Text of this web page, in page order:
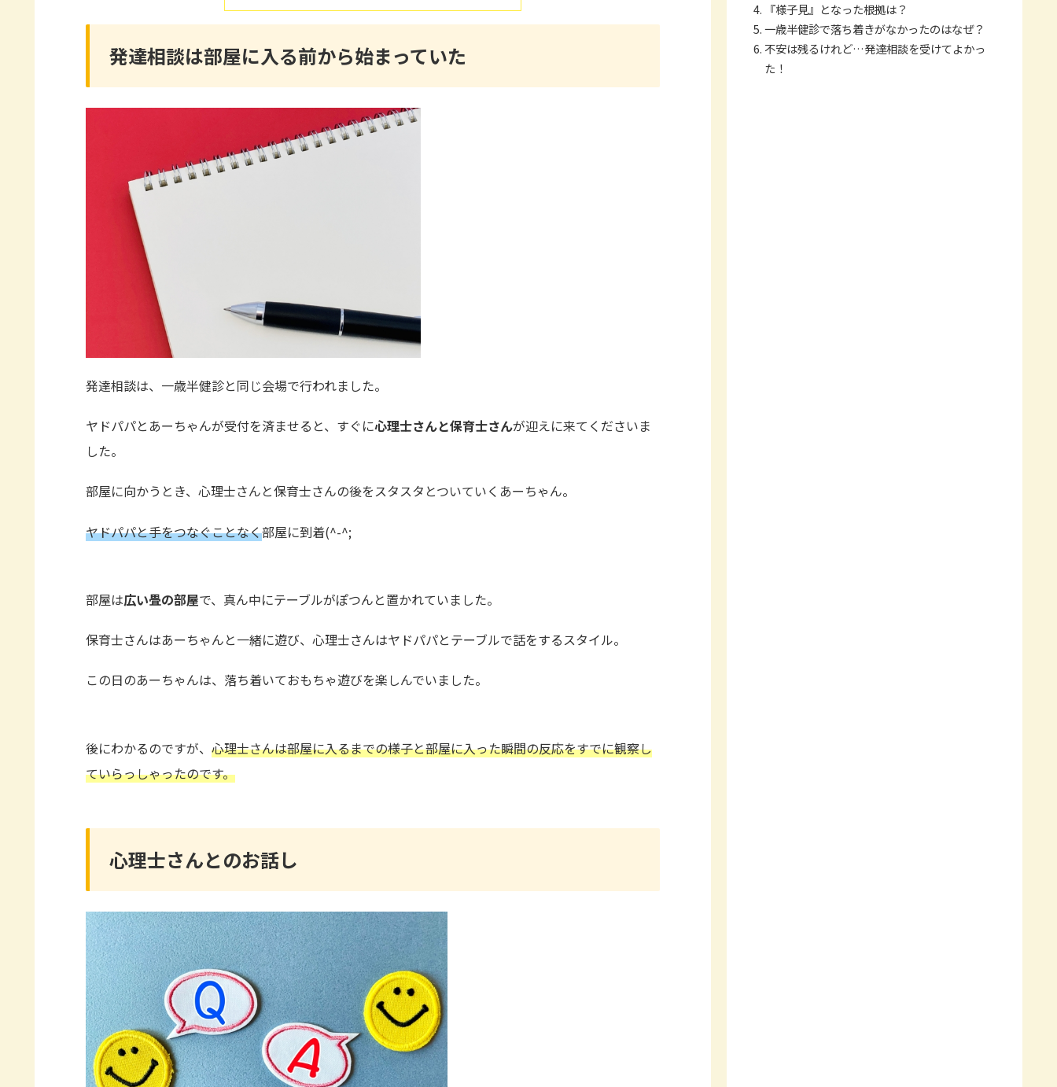
発達相談は部屋に入る前から始まっていた
発達相談は、一歳半健診と同じ会場で行われました。
ヤドパパとあーちゃんが受付を済ませると、すぐに心理士さんと保育士さんが迎えに来てくださいま
した。
部屋に向かうとき、心理士さんと保育士さんの後をスタスタとついていくあーちゃん。
ヤドパパと手をつなぐことなく部屋に到着(^-^;
部屋は広い畳の部屋で、真ん中にテーブルがぽつんと置かれていました。
保育士さんはあーちゃんと一緒に遊び、心理士さんはヤドパパとテーブルで話をするスタイル。
この日のあーちゃんは、落ち着いておもちゃ遊びを楽しんでいました。
後にわかるのですが、 心理士さんは部屋に入るまでの様子と部屋に入った瞬間の反応をすでに観察し
ていらっしゃったのです。
心理士さんとのお話し
『様子見』となった根拠は？
一歳半健診で落ち着きがなかったのはなぜ？
不安は残るけれど…発達相談を受けてよかっ
た！